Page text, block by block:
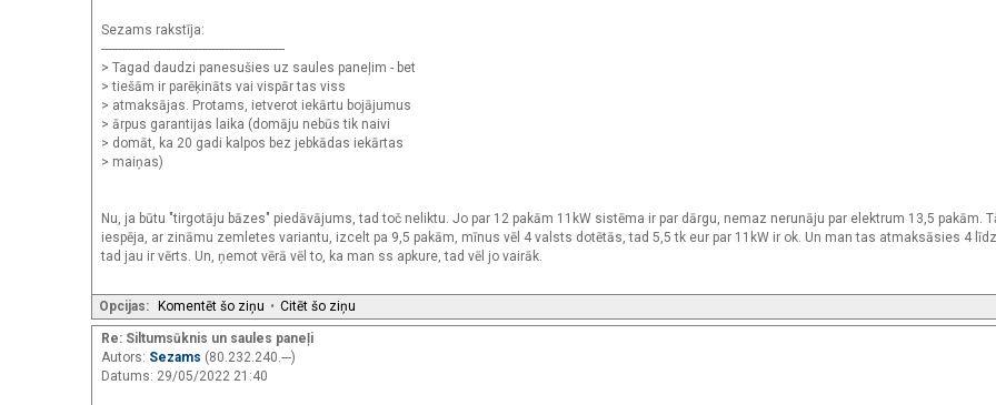
Sezams rakstīja:
-------------------------------------------------------
> Tagad daudzi panesušies uz saules paneļim - bet
> tiešām ir parēķināts vai vispār tas viss
> atmaksājas. Protams, ietverot iekārtu bojājumus
> ārpus garantijas laika (domāju nebūs tik naivi
> domāt, ka 20 gadi kalpos bez jebkādas iekārtas
> maiņas)
Nu, ja būtu "tirgotāju bāzes" piedāvājums, tad toč neliktu. Jo par 12 pakām 11kW sistēma ir par dārgu, nemaz nerunāju par elektrum 13,5 pakām.
iespēja, ar zināmu zemletes variantu, izcelt pa 9,5 pakām, mīnus vēl 4 valsts dotētās, tad 5,5 tk eur par 11kW ir ok. Un man tas atmaksāsies 4
tad jau ir vērts. Un, ņemot vērā vēl to, ka man ss apkure, tad vēl jo vairāk.
Opcijas: Komentēt šo ziņu • Citēt šo ziņu
Re: Siltumsūknis un saules paneļi
Autors: Sezams (80.232.240.---)
Datums: 29/05/2022 21:40